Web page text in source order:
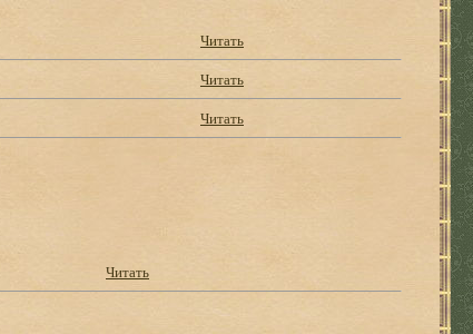
Читать
Читать
Читать
Читать